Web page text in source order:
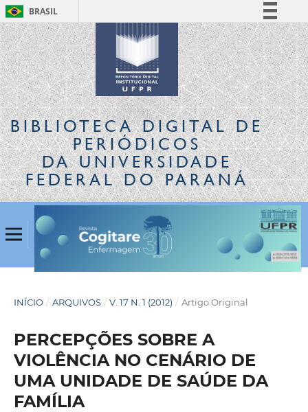
BRASIL
Simplifique!
Comunica BR
Participe
Acesso à informação
Legislação
Canais
BIBLIOTECA DIGITALDE
PERIÓDICOS
DA UNIVERSIDADE
FEDERAL DO PARANÁ
INÍCIO / ARQUIVOS / V. 17 N. 1 (2012) / Artigo Original
PERCEPÇÕES SOBRE A
VIOLÊNCIA NO CENÁRIO DE
UMA UNIDADE DE SAÚDE DA
FAMÍLIA